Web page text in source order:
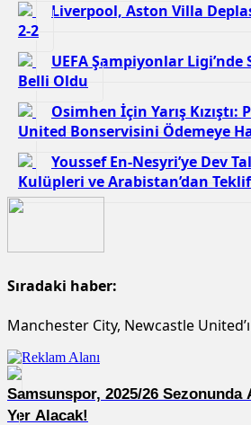
Liverpool, Aston Villa
2-2
UEFA Şampiyonlar Ligi’nde
Belli Oldu
Osimhen İçin Yarış Kızıştı:
United Bonservisini Ödemeye
Youssef En-Nesyri’ye Dev
Kulüpleri ve Arabistan’dan
Sıradaki haber:
Manchester City, Newcastle
Samsunspor, 2025/26 Sezonunda
Yer Alacak!